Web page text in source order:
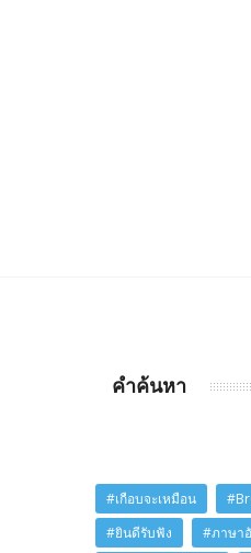
คำค้นหา
#เกือบจะเหมือน
#ยินดีรับฟัง
#ภาษา